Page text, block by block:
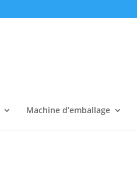
Machine d’emballage